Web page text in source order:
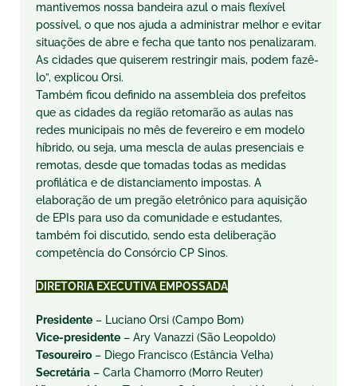
mantivemos nossa bandeira azul o mais flexível
possível, o que nos ajuda a administrar melhor e evitar
situações de abre e fecha que tanto nos penalizaram.
As cidades que quiserem restringir mais, podem fazê-
lo”, explicou Orsi.
Também ficou definido na assembleia dos prefeitos
que as cidades da região retomarão as aulas nas
redes municipais no mês de fevereiro e em modelo
híbrido, ou seja, uma mescla de aulas presenciais e
remotas, desde que tomadas todas as medidas
profilática e de distanciamento impostas. A
elaboração de um pregão eletrônico para aquisição
de EPIs para uso da comunidade e estudantes,
também foi discutido, sendo esta deliberação
competência do Consórcio CP Sinos.
DIRETORIA EXECUTIVA EMPOSSADA
Presidente – Luciano Orsi (Campo Bom)
Vice-presidente – Ary Vanazzi (São Leopoldo)
Tesoureiro – Diego Francisco (Estância Velha)
Secretária – Carla Chamorro (Morro Reuter)